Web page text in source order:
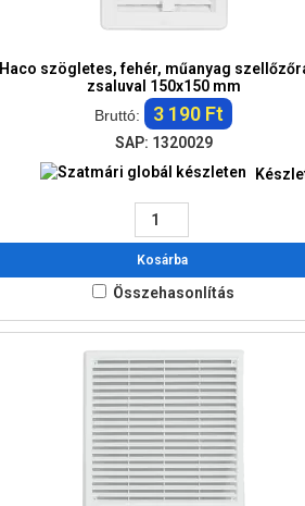
Haco szögletes, fehér, műanyag
zsaluval 150x150 mm
Bruttó:
3 190 Ft
SAP: 1320029
Kosárba
Összehasonlítás